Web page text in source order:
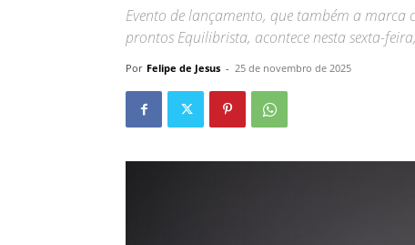
Evento de lançamento, que também a marca
prontos Equilibrista, acontece nesta sexta-
Por Felipe de Jesus - 25 de novembro de 2025